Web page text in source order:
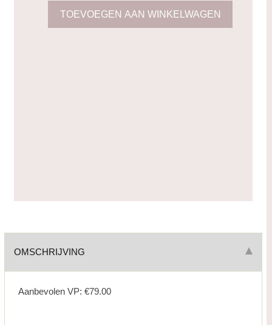
OMSCHRIJVING
Aanbevolen VP: €79.00